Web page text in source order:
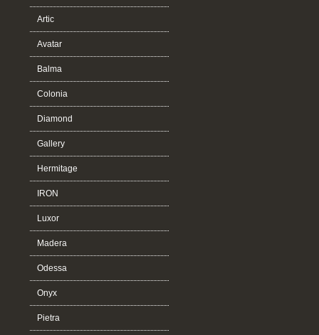
Artic
Avatar
Balma
Colonia
Diamond
Gallery
Hermitage
IRON
Luxor
Madera
Odessa
Onyx
Pietra